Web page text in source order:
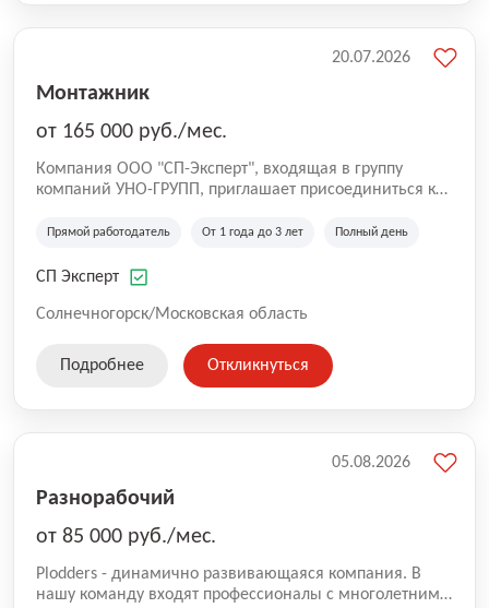
Монтажник
от 165 000 руб./мес.
Компания ООО "СП-Эксперт", входящая в группу
компаний УНО-ГРУПП, приглашает присоединиться к
работаем на рынке с 2005 года и оказываем комплекс
зданий из гибридных модульных блоков свободной
гибридно-модульного строительства.
Прямой работодатель От 1 года до 3 лет Полный день
СП Эксперт
Солнечногорск/Московская область
20.07.2026
Подробнее Откликнуться
Разнорабочий
от 85 000 руб./мес.
Plodders - динамично развивающаяся компания. В
нашу команду входят профессионалы с многолетним
05.08.2026